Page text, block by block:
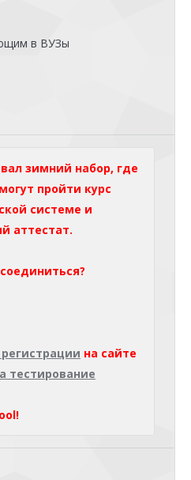
в ВУЗы
зимний набор, где
пройти курс
системе и
аттестат.
на сайте
тестирование